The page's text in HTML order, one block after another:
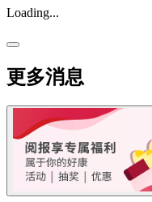
Loading...
更多消息